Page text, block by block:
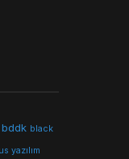
bddk black
yazılım